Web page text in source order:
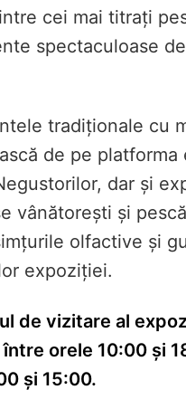
cei mai titrați
spectaculoase
tradiționale cu
de pe platforma
dar și
vânătorești și
olfactive și
expoziției.
de vizitare al
între orele 10:00 și
și 15:00.